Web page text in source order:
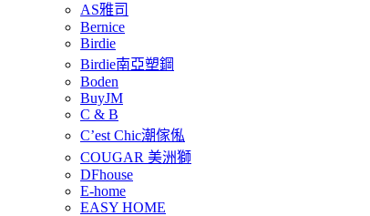
AS雅司
Bernice
Birdie
Birdie南亞塑鋼
Boden
BuyJM
C & B
C’est Chic潮傢俬
COUGAR 美洲獅
DFhouse
E-home
EASY HOME